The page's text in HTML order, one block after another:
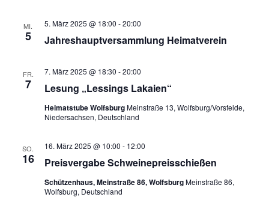
MI.
5 Jahreshauptversammlung Heimatverein
5. März 2025 @ 18:00 -20:00
FR.
7 Lesung „Lessings Lakaien“
7. März 2025 @ 18:30 -20:00
Heimatstube WolfsburgMeinstraße 13, Wolfsburg/Vorsfelde,
Niedersachsen, Deutschland
SO.
16 Preisvergabe Schweinepreisschießen
16. März 2025 @ 10:00 - 12:00
Schützenhaus, Meinstraße 86, WolfsburgMeinstraße 86,
Wolfsburg, Deutschland